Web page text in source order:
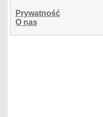
Prywatność
O nas